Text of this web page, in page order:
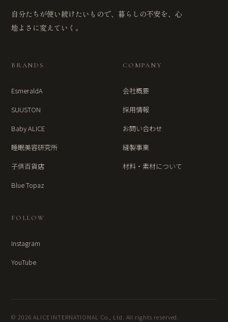
自分たちが使い続けたいもので、暮らしの不安を、心
地よさに変えていく。
BRANDS
EsmeraldA
SUUSTON
Baby ALICE
睡眠美容研究所
子供百貨店
Blue Topaz
COMPANY
会社概要
採用情報
お問い合わせ
縫製事業
材料・素材について
FOLLOW
Instagram
YouTube
© 2026 ALICE INTERNATIONAL Co., Ltd. All rights reserved.